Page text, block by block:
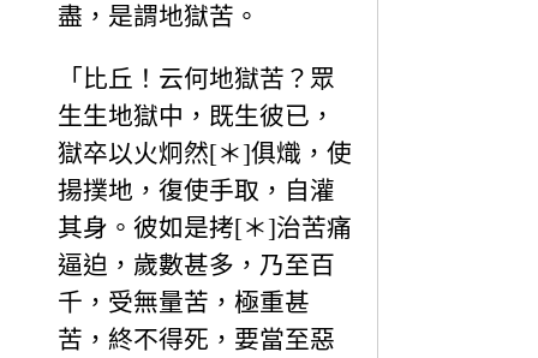
盡，是謂地獄苦。
「比丘！云何地獄苦？眾
生生地獄中，既生彼已，
獄卒以火炯然[＊]俱熾，使
揚撲地，復使手取，自灌
其身。彼如是拷[＊]治苦痛
逼迫，歲數甚多，乃至百
千，受無量苦，極重甚
苦，終不得死，要當至惡